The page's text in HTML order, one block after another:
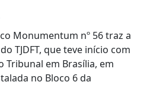
Monumentum nº 56 traz a
TJDFT, que teve início com
em Brasília, em
no Bloco 6 da